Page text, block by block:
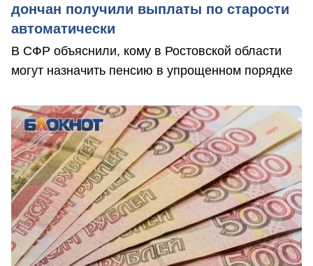
дончан получили выплаты по старости
автоматически
В СФР объяснили, кому в Ростовской области
могут назначить пенсию в упрощенном порядке